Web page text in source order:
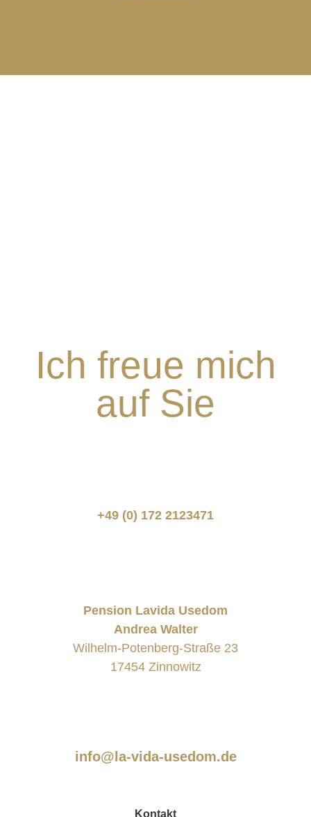
Ich freue mich
auf Sie
+49 (0) 172 2123471
Pension Lavida Usedom
Andrea Walter
Wilhelm-Potenberg-Straße 23
17454 Zinnowitz
info@la-vida-usedom.de
Kontakt